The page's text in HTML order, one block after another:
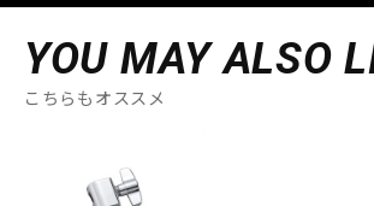
YOU MAY ALSO
こちらもオススメ